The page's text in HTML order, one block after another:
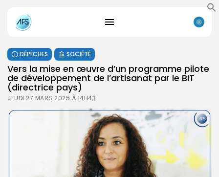
DÉPÊCHES SOCIÉTÉ
Vers la mise en œuvre d’un programme pilote
de développement de l’artisanat par le BIT
(directrice pays)
JEUDI 27 MARS 2025 À 14H43